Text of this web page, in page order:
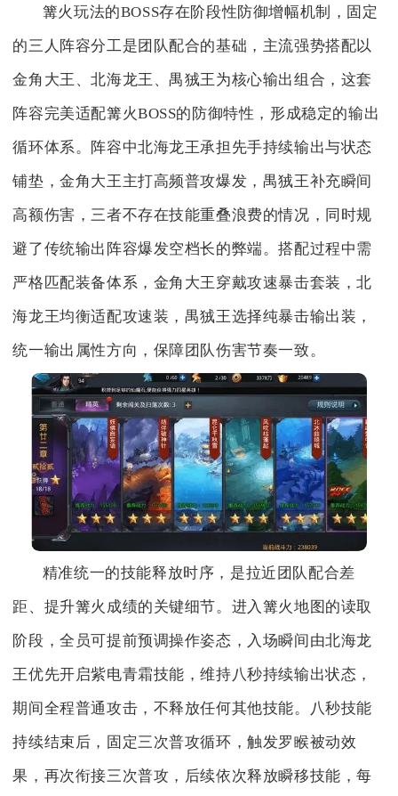
篝火玩法的BOSS存在阶段性防御增幅机制，固定
的三人阵容分工是团队配合的基础，主流强势搭配以
金角大王、北海龙王、禺狨王为核心输出组合，这套
阵容完美适配篝火BOSS的防御特性，形成稳定的输出
循环体系。阵容中北海龙王承担先手持续输出与状态
铺垫，金角大王主打高频普攻爆发，禺狨王补充瞬间
高额伤害，三者不存在技能重叠浪费的情况，同时规
避了传统输出阵容爆发空档长的弊端。搭配过程中需
严格匹配装备体系，金角大王穿戴攻速暴击套装，北
海龙王均衡适配攻速装，禺狨王选择纯暴击输出装，
统一输出属性方向，保障团队伤害节奏一致。
精准统一的技能释放时序，是拉近团队配合差
距、提升篝火成绩的关键细节。进入篝火地图的读取
阶段，全员可提前预调操作姿态，入场瞬间由北海龙
王优先开启紫电青霜技能，维持八秒持续输出状态，
期间全程普通攻击，不释放任何其他技能。八秒技能
持续结束后，固定三次普攻循环，触发罗睺被动效
果，再次衔接三次普攻，后续依次释放瞬移技能，每